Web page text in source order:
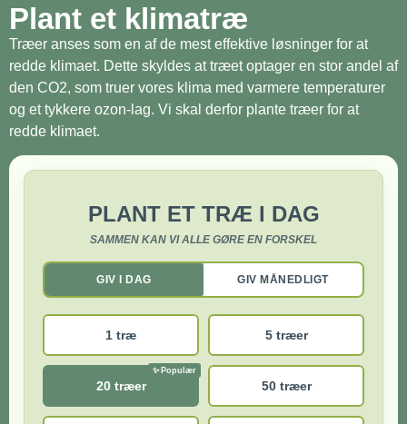
Plant et klimatræ
Træer anses som en af de mest effektive løsninger for at
redde klimaet. Dette skyldes at træet optager en stor andel af
den CO2, som truer vores klima med varmere temperaturer
og et tykkere ozon-lag. Vi skal derfor plante træer for at
redde klimaet.
PLANT ET TRÆ I DAG
SAMMEN KAN VI ALLE GØRE EN FORSKEL
GIV I DAG GIV MÅNEDLIGT
1 træ 5 træer
20 træer 50 træer